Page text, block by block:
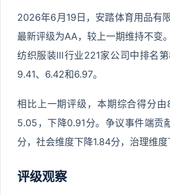
2026年6月19日，安踏体育用品有
最新评级为AA，较上一期维持不变
纺织服装Ⅲ行业221家公司中排名
9.41、6.42和6.97。
相比上一期评级，本期综合得分
5.05，下降0.91分。争议事件端贡
分，社会维度下降1.84分，治理维度
评级观察